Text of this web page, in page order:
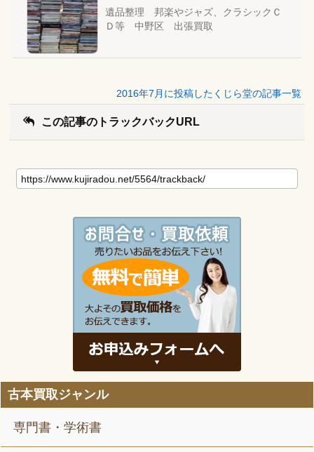
遺品整理 邦楽やジャズ、クラシックＣ
Ｄ等 中野区 出張買取
2016年7月に投稿したくじら堂の記事一覧
この記事のトラックバックURL
古本買取ジャンル
専門書・学術書